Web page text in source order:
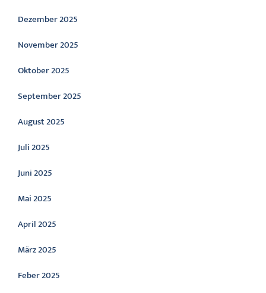
Dezember 2025
November 2025
Oktober 2025
September 2025
August 2025
Juli 2025
Juni 2025
Mai 2025
April 2025
März 2025
Feber 2025